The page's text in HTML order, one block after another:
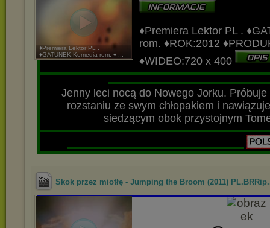
♦Premiera Lektor PL .
♦GATUNEK:Komedia rom. ♦ ...
♦Premiera Lektor PL .
rom. ♦ROK:2012
♦WIDEO:720 x 400
Jenny leci nocą do Nowego Jorku.
rozstaniu ze swym chłopakiem i
siedzącym obok przystojnym
▬▬▬▬▬▬▬▬▬▬▬▬▬▬▬▬▬▬▬▬▬
Skok przez miotłę - Jumping the Broom (2011)